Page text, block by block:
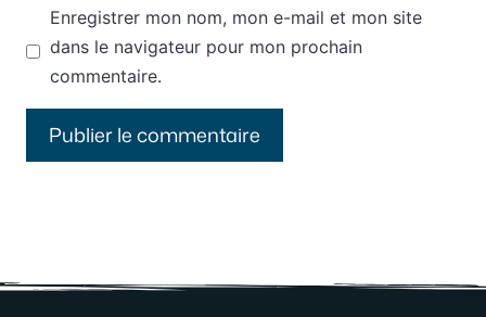
Enregistrer mon nom, mon e-mail et mon site
dans le navigateur pour mon prochain
commentaire.